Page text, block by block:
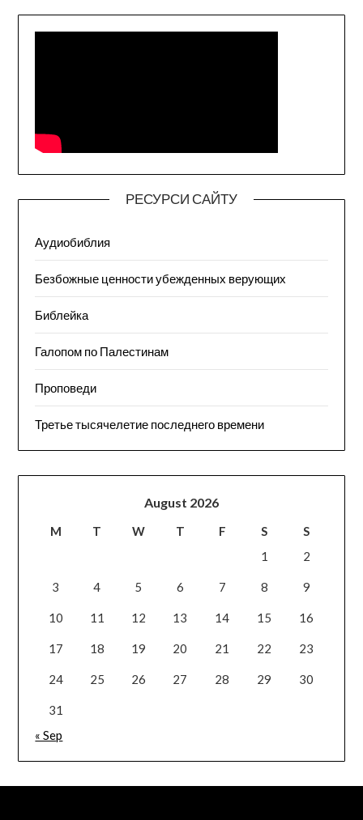
РЕСУРСИ САЙТУ
Аудиобиблия
Безбожные ценности убежденных верующих
Библейка
Галопом по Палестинам
Проповеди
Третье тысячелетие последнего времени
August 2026
M T W T F S
S
1
2
3 4 5 6 7 8 9
10 11 12 13 14 15 16
17 18 19 20 21 22 23
24 25 26 27 28 29 30
31
« Sep